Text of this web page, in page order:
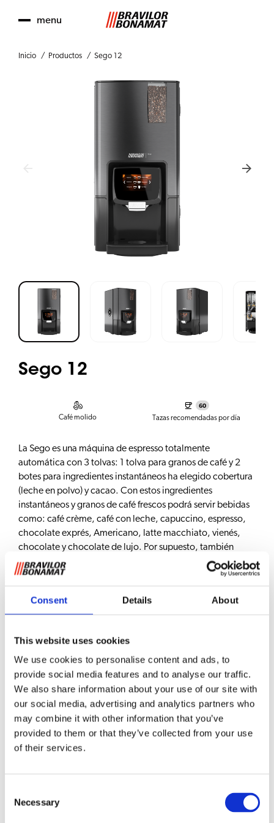
Consent Details About
This website uses cookies
We use cookies to personalise content and ads, to
provide social media features and to analyse our traffic.
We also share information about your use of our site with
our social media, advertising and analytics partners who
may combine it with other information that you’ve
provided to them or that they’ve collected from your use
of their services.
Selection
Necessary
menu
Inicio Productos Sego 12
Sego 12
Café molido
60
Tazas recomendadas por día
La Sego es una máquina de espresso totalmente
automática con 3 tolvas: 1 tolva para granos de café y 2
botes para ingredientes instantáneos ha elegido cobertura
(leche en polvo) y cacao. Con estos ingredientes
instantáneos y granos de café frescos podrá servir bebidas
como: café crème, café con leche, capuccino, espresso,
chocolate exprés, Americano, latte macchiato, vienés,
chocolate y chocolate de lujo. Por supuesto, también
podrá ofrecer agua caliente, para tés o infusiones, por
ejemplo.
Sego 12
recién molidos.
intuitiva.
El menú permite hacer hasta 30 selecciones.
Tamaño compacto.
Modo de ahorro de energía.
Contadores inteligentes: le avisan cuando el
depósito de residuos está lleno, cuando hace falta
descalcificar y hace un seguimiento del uso
preinfusión, tiempo de contacto, relación café/agua
y tamaño de taza.